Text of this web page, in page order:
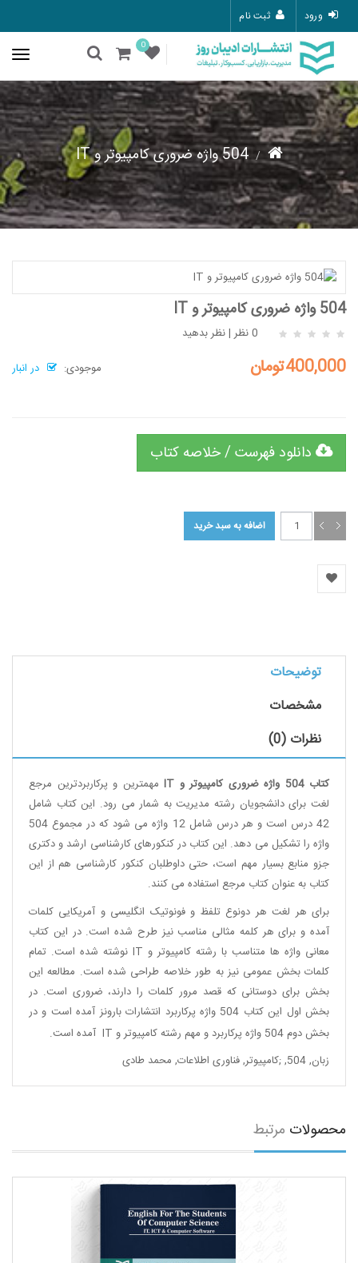
ورود ثبت نام
0
504 واژه ضروری کامپیوتر و IT
504 واژه ضروری کامپیوتر و IT
0 نظر |نظر بدهید
موجودی:
در انبار 400,000تومان
دانلود فهرست / خلاصه کتاب
توضیحات
مشخصات
نظرات (0)
کتاب 504 واژه ضروری کامپیوتر و IT
مهمترین و پرکاربردترین مرجع
لغت برای دانشجویان رشته مدیریت به شمار می رود. این کتاب شامل
42 درس است و هر درس شامل 12 واژه می شود که در مجموع 504
واژه را تشکیل می دهد. این کتاب در کنکورهای کارشناسی ارشد و دکتری
جزو منابع بسیار مهم است، حتی داوطلبان کنکور کارشناسی هم از این
کتاب به عنوان کتاب مرجع استفاده می کنند.
برای هر لغت هر دونوع تلفظ و فونوتیک انگلیسی و آمریکایی کلمات
آمده و برای هر کلمه مثالی مناسب نیز طرح شده است. در این کتاب
معانی واژه ها متناسب با رشته کامپیوتر و IT نوشته شده است. تمام
کلمات بخش عمومی نیز به طور خلاصه طراحی شده است. مطالعه این
بخش برای دوستانی که قصد مرور کلمات را دارند، ضروری است. در
بخش اول این کتاب 504 واژه پرکاربرد انتشارات بارونز آمده است و در
بخش دوم 504 واژه پرکاربرد و مهم رشته کامپیوتر و IT آمده است
.
زبان,
504
,;کامپیوتر,فناوری اطلاعات, محمد طادی
محصولات مرتبط